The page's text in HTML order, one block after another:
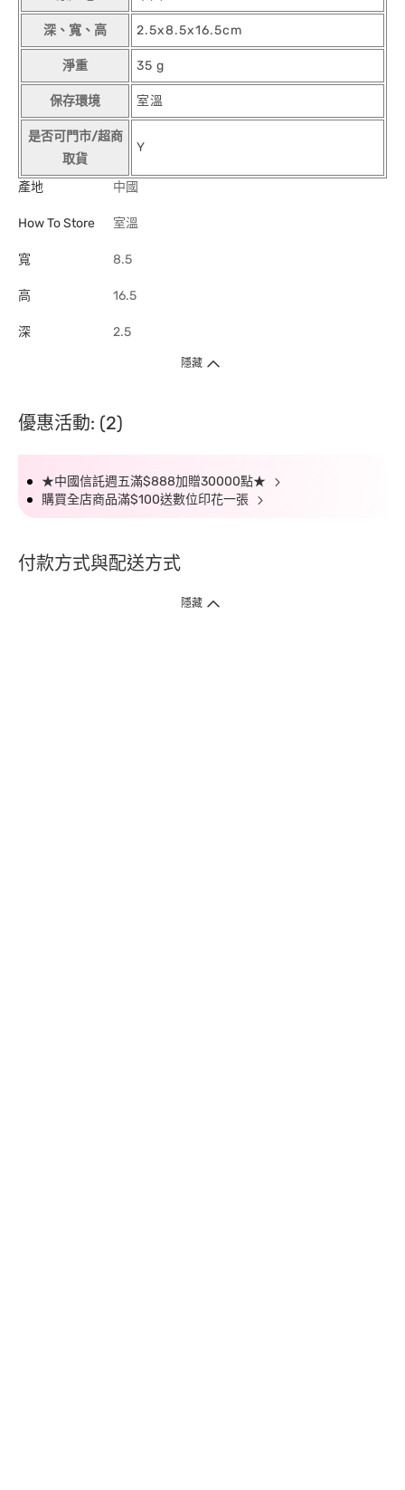
深、寬、高 2.5x8.5x16.5cm
淨重 35 g
保存環境 室溫
是否可門市/超商
取貨
Y
產地 中國
How To Store 室溫
寬 8.5
高 16.5
深 2.5
隱藏
優惠活動: (2)
★中國信託週五滿$888加贈30000點★
購買全店商品滿$100送數位印花一張
付款方式與配送方式
隱藏